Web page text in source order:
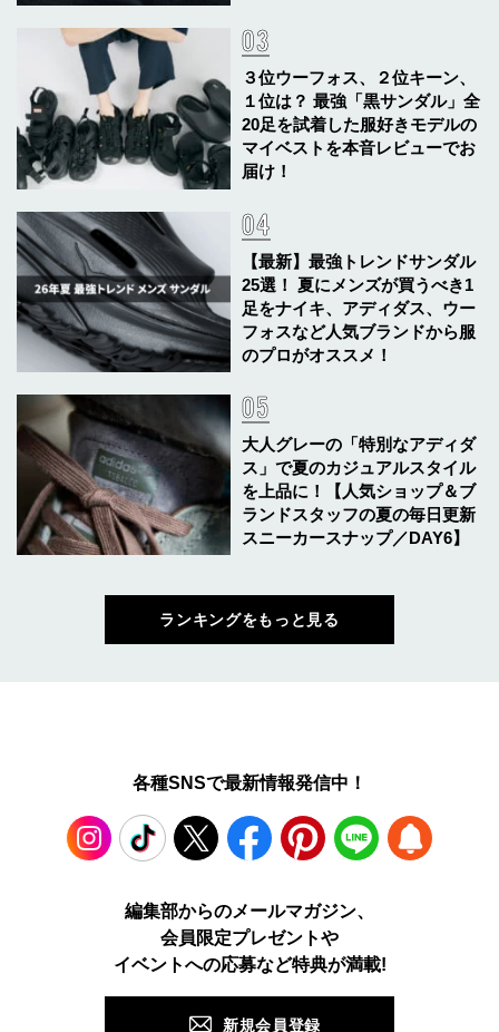
３位ウーフォス、２位キーン、
１位は？ 最強「黒サンダル」全
20足を試着した服好きモデルの
マイベストを本音レビューでお
届け！
【最新】最強トレンドサンダル
25選！ 夏にメンズが買うべき1
足をナイキ、アディダス、ウー
フォスなど人気ブランドから服
のプロがオススメ！
大人グレーの「特別なアディダ
ス」で夏のカジュアルスタイル
を上品に！【人気ショップ＆ブ
ランドスタッフの夏の毎日更新
スニーカースナップ／DAY6】
ランキングをもっと見る
各種SNSで最新情報発信中！
TikTok Facebook Pinterest LINE
編集部からのメールマガジン、
会員限定プレゼントや
イベントへの応募など特典が満載!
新規会員登録